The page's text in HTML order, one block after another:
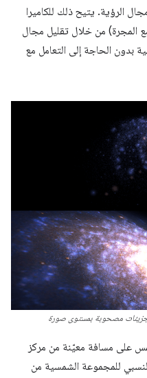
الرؤية. يتيح ذلك للكاميرا
المجرة) من خلال تقليل مجال
بدون الحاجة إلى التعامل مع
جزيئات مصحوبة بمستوى صورة
على مسافة معيّنة من مركز
للمجموعة الشمسية من